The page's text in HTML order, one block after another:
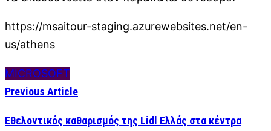
https://msaitour-staging.azurewebsites.net/en-
us/athens
MICROSOFT
Previous Article
Εθελοντικός καθαρισμός της Lidl Ελλάς στα κέντρα